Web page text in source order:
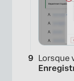
Lorsque